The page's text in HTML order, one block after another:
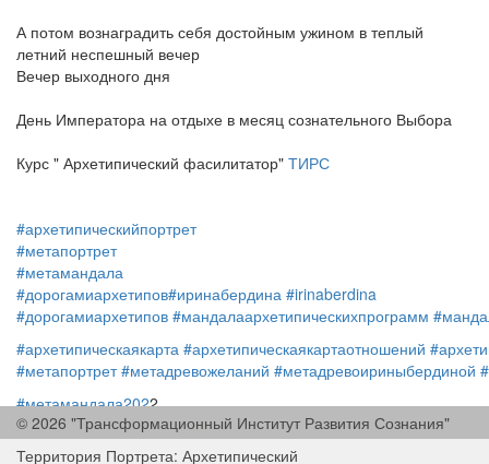
А потом вознаградить себя достойным ужином в теплый
летний неспешный вечер
Вечер выходного дня
День Императора на отдыхе в месяц сознательного Выбора
Курс " Архетипический фасилитатор" ТИРС
#архетипическийпортрет
#метапортрет
#метамандала
#дорогамиархетипов#иринабердина #irinaberdina
#дорогамиархетипов #мандалаархетипическихпрограмм
#архетипическаякарта #архетипическаякартаотношений
#метапортрет #метадревожеланий #метадревоириныбердиной
#метамандала2022
#ИринаБердина #тирс #метапортрет #IrinaBerdina #tirs
© 2026 "Трансформационный Институт Развития Сознания"
Территория Портрета: Архетипический